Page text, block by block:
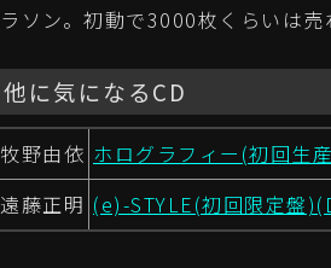
ラソン。初動で3000枚くらいは
他に気になるCD
牧野由依 ホログラフィー(初回生
遠藤正明 (e)-STYLE(初回限定盤